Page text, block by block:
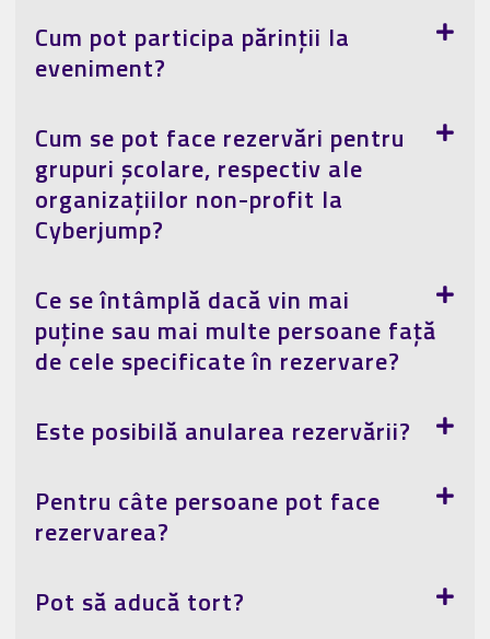
Cum pot participa părinții la
eveniment?
Cum se pot face rezervări pentru
grupuri școlare, respectiv ale
organizațiilor non-profit la
Cyberjump?
Ce se întâmplă dacă vin mai
puține sau mai multe persoane față
de cele specificate în rezervare?
Este posibilă anularea rezervării?
Pentru câte persoane pot face
rezervarea?
Pot să aducă tort?